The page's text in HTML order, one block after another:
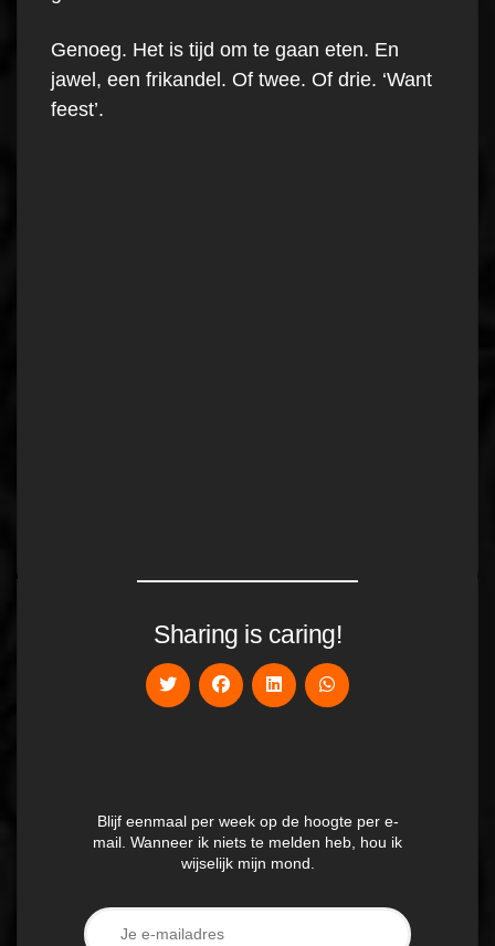
Genoeg. Het is tijd om te gaan eten. En
jawel, een frikandel. Of twee. Of drie. ‘Want
feest’.
Sharing is caring!
Blijf eenmaal per week op de hoogte per e-
mail. Wanneer ik niets te melden heb, hou ik
wijselijk mijn mond.